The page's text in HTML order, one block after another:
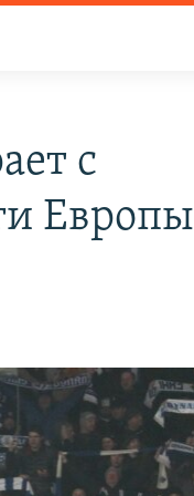
с
Европы